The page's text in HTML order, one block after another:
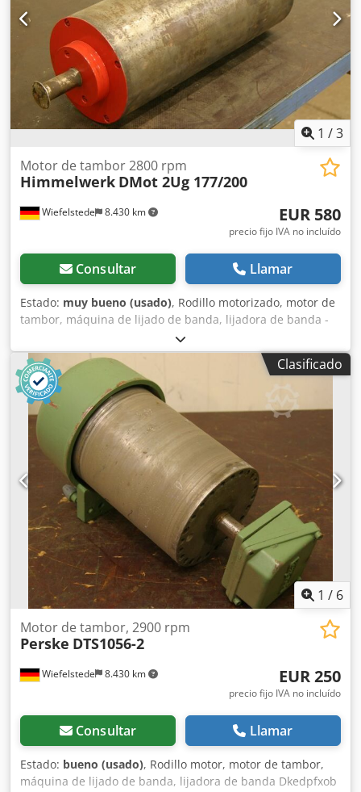
1 /3
Wiefelstede 8.430 km
Motor de tambor 2800 rpm
Himmelwerk DMot 2Ug 177/200
EUR 580
precio fijo IVA no incluído
Consultar Llamar
Estado: muy bueno (usado), Rodillo motorizado, motor de
tambor, máquina de lijado de banda, lijadora de banda -
Pieza de repuesto para: máquinas de lijado EHEMANN -
Tambor: Ø 176 mm -Longitud del tambor: 430 mm -
Velocidad de rotación: 2800 rpm -Potencia: 3 kW -Diámetro
del eje: Ø 28 mm Dedpfxeb A I Ixs Ah Dekr -También
disponibles otras dimensiones en stock -Peso: 50 kg
Clasificado
1 / 6
Wiefelstede 8.430 km
Motor de tambor, 2900 rpm
Perske DTS1056-2
EUR 250
precio fijo IVA no incluído
Consultar Llamar
Estado: bueno (usado), Rodillo motor, motor de tambor,
máquina de lijado de banda, lijadora de banda Dkedpfxob